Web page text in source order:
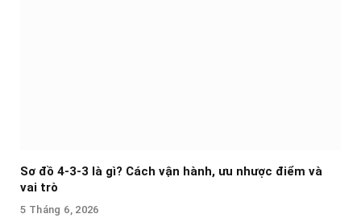
Sơ đồ 4-3-3 là gì? Cách vận hành, ưu nhược điểm và
vai trò
5 Tháng 6, 2026